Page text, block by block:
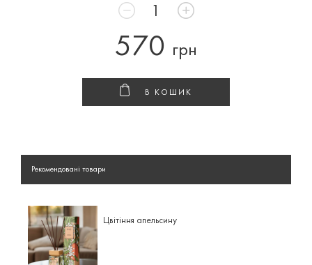
570 грн
В КОШИК
Рекомендовані товари
Цвітіння апельсину